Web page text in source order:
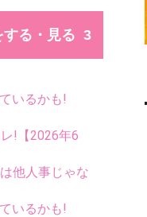
する・見る
いるかも!
!【2026年6
他人事じゃな
いるかも!